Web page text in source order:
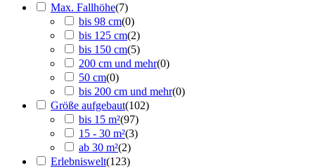
Max. Fallhöhe(7)
bis 98 cm(0)
bis 125 cm(2)
bis 150 cm(5)
200 cm und mehr(0)
50 cm(0)
bis 200 cm und mehr(0)
Größe aufgebaut(102)
bis 15 m²(97)
15 - 30 m²(3)
ab 30 m²(2)
Erlebniswelt(123)